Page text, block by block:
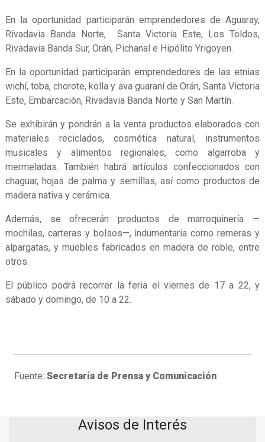
En la oportunidad participarán emprendedores de Aguaray,
Rivadavia Banda Norte, Santa Victoria Este, Los Toldos,
Rivadavia Banda Sur, Orán, Pichanal e Hipólito Yrigoyen.
En la oportunidad participarán emprendedores de las etnias
wichí, toba, chorote, kolla y ava guaraní de Orán, Santa Victoria
Este, Embarcación, Rivadavia Banda Norte y San Martín.
Se exhibirán y pondrán a la venta productos elaborados con
materiales reciclados, cosmética natural, instrumentos
musicales y alimentos regionales, como algarroba y
mermeladas. También habrá artículos confeccionados con
chaguar, hojas de palma y semillas, así como productos de
madera nativa y cerámica.
Además, se ofrecerán productos de marroquinería —
mochilas, carteras y bolsos—, indumentaria como remeras y
alpargatas, y muebles fabricados en madera de roble, entre
otros.
El público podrá recorrer la feria el viernes de 17 a 22, y
sábado y domingo, de 10 a 22.
Fuente: Secretaría de Prensa y Comunicación
Avisos de Interés